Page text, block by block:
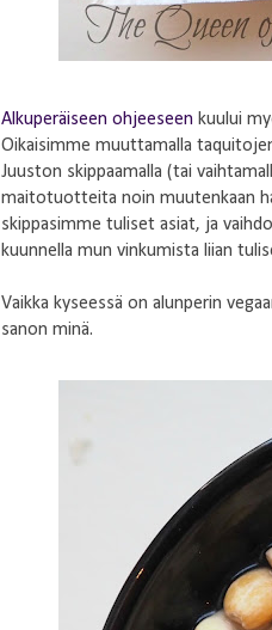
Alkuperäiseen ohjeeseen kuului
Oikaisimme muuttamalla
Juuston skippaamalla (tai
maitotuotteita noin muutenkaan
skippasimme tuliset asiat, ja
kuunnella mun vinkumista liian
Vaikka kyseessä on alunperin
sanon minä.